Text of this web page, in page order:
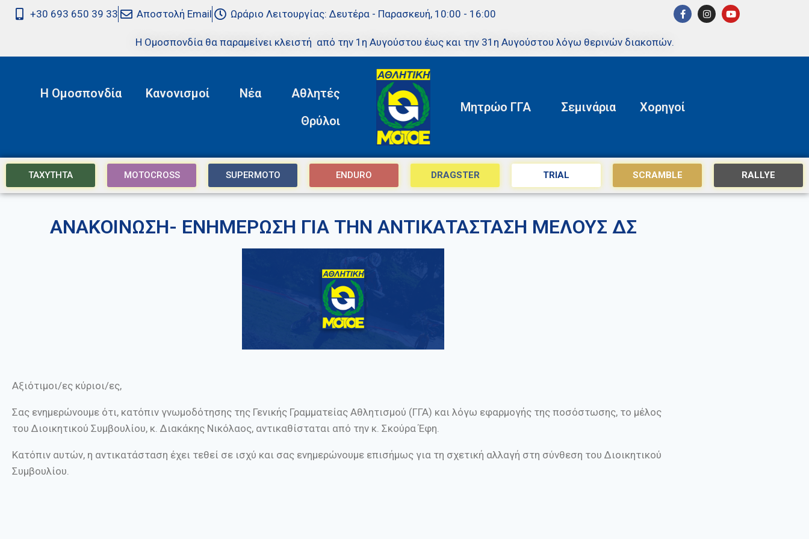
+30 693 650 39 33 Αποστολή Email Ωράριο Λειτουργίας: Δευτέρα - Παρασκευή, 10:00 - 16:00
Η Ομοσπονδία θα παραμείνει κλειστή από την 1η Αυγούστου έως και την 31η Αυγούστου λόγω θερινών διακοπών.
Η Ομοσπονδία Κανονισμοί Νέα
Αθλητές
Θρύλοι
Μητρώο ΓΓΑ Σεμινάρια Χορηγοί
ΤΑΧΥΤΗΤΑ MOTOCROSS SUPERMOTO ENDURO DRAGSTER TRIAL SCRAMBLE RALLYE
ΑΝΑΚΟΙΝΩΣΗ- ΕΝΗΜΕΡΩΣΗ ΓΙΑ ΤΗΝ ΑΝΤΙΚΑΤΑΣΤΑΣΗ ΜΕΛΟΥΣ ΔΣ
Αξιότιμοι/ες κύριοι/ες,
Σας ενημερώνουμε ότι, κατόπιν γνωμοδότησης της Γενικής Γραμματείας Αθλητισμού (ΓΓΑ) και λόγω εφαρμογής της ποσόστωσης, το μέλος
του Διοικητικού Συμβουλίου, κ. Διακάκης Νικόλαος, αντικαθίσταται από την κ. Σκούρα Έφη.
Κατόπιν αυτών, η αντικατάσταση έχει τεθεί σε ισχύ και σας ενημερώνουμε επισήμως για τη σχετική αλλαγή στη σύνθεση του Διοικητικού
Συμβουλίου.